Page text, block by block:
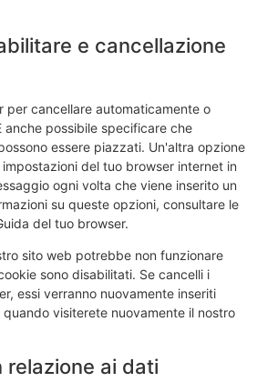
e cancellazione
per cancellare automaticamente o
anche possibile specificare che
essere piazzati. Un'altra opzione
del tuo browser internet in
ogni volta che viene inserito un
su queste opzioni, consultare le
del tuo browser.
sito web potrebbe non funzionare
sono disabilitati. Se cancelli i
essi verranno nuovamente inseriti
visiterete nuovamente il nostro
relazione ai dati